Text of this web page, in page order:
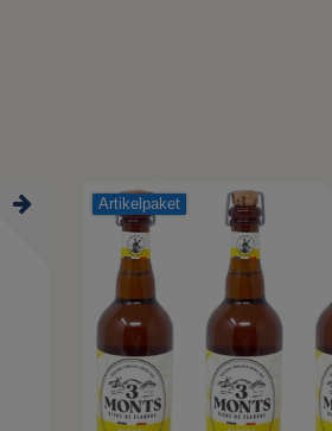
Artikelpaket